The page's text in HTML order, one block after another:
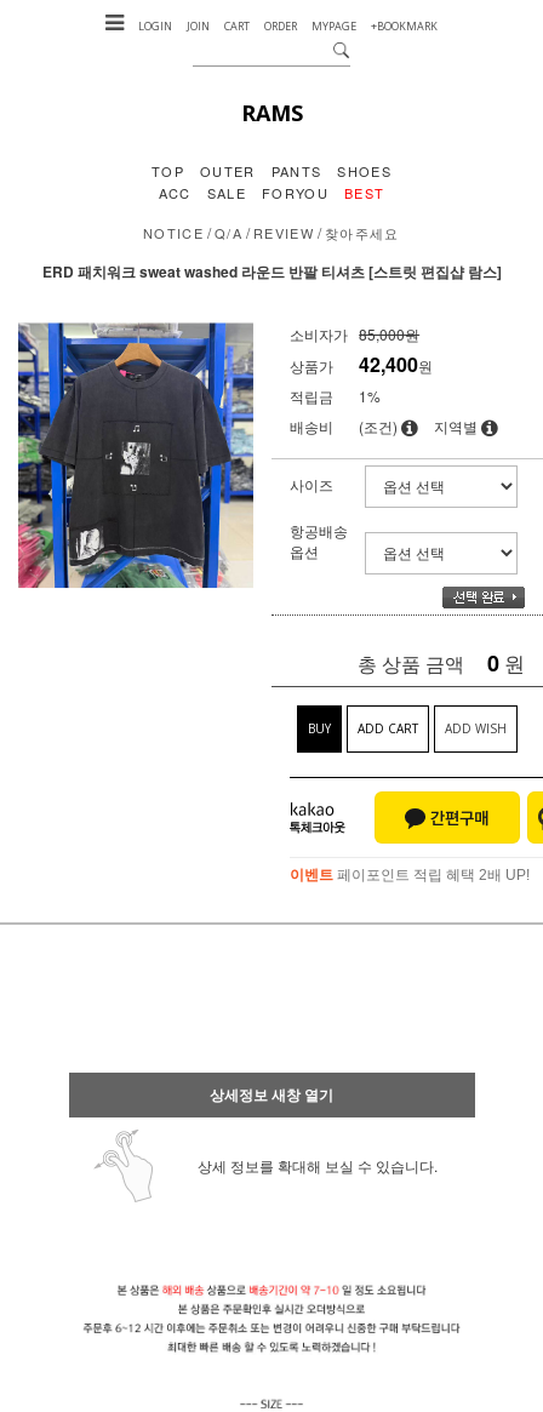
LOGIN JOIN CART ORDER MYPAGE +BOOKMARK
RAMS
TOP OUTER PANTS
SHOES
ACC
SALE FORYOU BEST
NOTICE /Q/A /REVIEW /찾아주세요
ERD 패치워크 sweat washed 라운드 반팔 티셔츠 [스트릿 편집샵 람스]
소비자가 85,000원
상품가
42,400원
적립금
1%
배송비
(조건) 지역별
사이즈
항공배송
옵션
총 상품 금액 0 원
BUY ADD CART ADD WISH
이벤트 페이포인트 적립 혜택 2배 UP!
상세정보 새창 열기
상세 정보를 확대해 보실 수 있습니다.